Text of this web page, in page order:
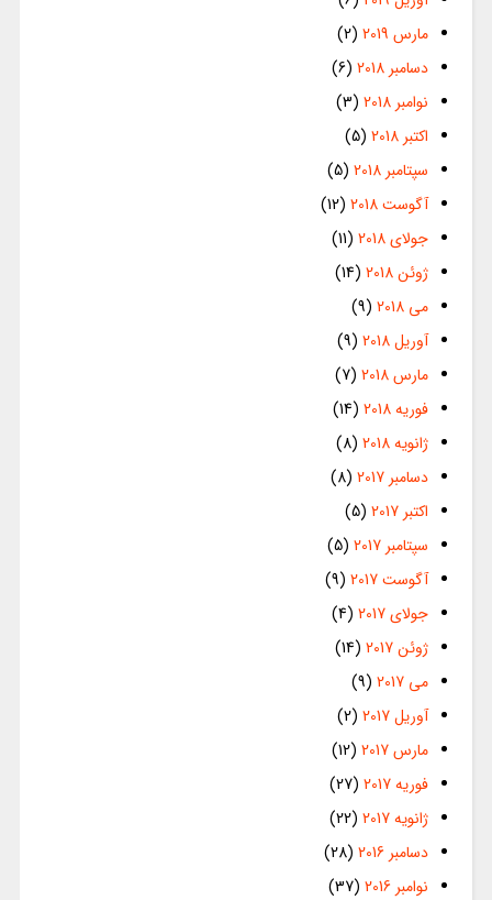
مارس 2019
(2)
دسامبر 2018
(6)
نوامبر 2018
(3)
اکتبر 2018
(5)
سپتامبر 2018
(5)
آگوست 2018
(12)
جولای 2018
(11)
ژوئن 2018
(14)
می 2018
(9)
آوریل 2018
(9)
مارس 2018
(7)
فوریه 2018
(14)
ژانویه 2018
(8)
دسامبر 2017
(8)
اکتبر 2017
(5)
سپتامبر 2017
(5)
آگوست 2017
(9)
جولای 2017
(4)
ژوئن 2017
(14)
می 2017
(9)
آوریل 2017
(2)
مارس 2017
(12)
فوریه 2017
(27)
ژانویه 2017
(22)
دسامبر 2016
(28)
نوامبر 2016
(37)